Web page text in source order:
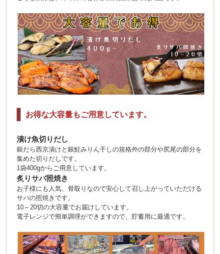
お得な大容量もご用意しています。
漬け魚切りだし
銀だら西京漬けと銀鮭みりん干しの規格外の部分や尻尾の部分を
集めた切りだしです。
1袋400gからご用意しています。
炙りサバ照焼き
お子様にも人気、骨取りなので安心して召し上がっていただける
サバの照焼きです。
10～20切の大容量でお届けしています。
電子レンジで簡単調理ができますので、貯蓄用に最適です。